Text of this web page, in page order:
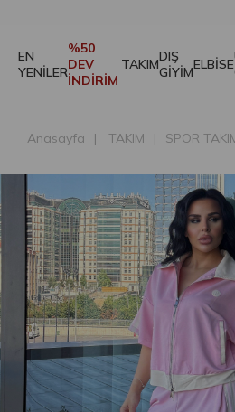
EN
YENİLER
%50
DEV
İNDİRİM
TAKIMDIŞ
GİYİMELBİSE
Anasayfa TAKIM SPOR